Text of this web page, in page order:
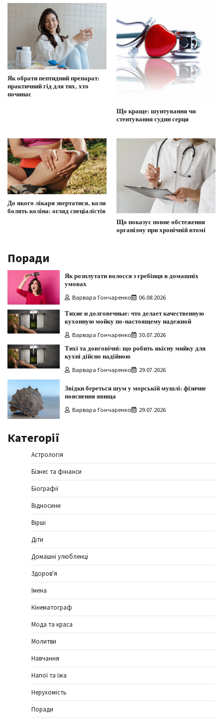
Як обрати пептидний препарат:
практичний гід для тих, хто
починає
Що краще: шунтування чи
стентування судин серця
До якого лікаря звертатися, коли
болять коліна: огляд спеціалістів
Що показує повне обстеження
організму при хронічній втомі
Поради
Як розплутати волосся з гребінця в домашніх
умовах
Варвара Гончаренко 06.08.2026
Тихие и долговечные: что делает качественную
кухонную мойку по-настоящему надежной
Варвара Гончаренко 30.07.2026
Тихі та довговічні: що робить якісну мийку для
кухні дійсно надійною
Варвара Гончаренко 29.07.2026
Звідки береться шум у морській мушлі: фізичне
пояснення явища
Варвара Гончаренко 29.07.2026
Категорії
Астрологія
Бізнес та фінанси
Біографії
Відносини
Вірші
Діти
Домашні улюбленці
Здоров'я
Імена
Кінематограф
Мода та краса
Молитви
Навчання
Напої та їжа
Нерухомість
Поради